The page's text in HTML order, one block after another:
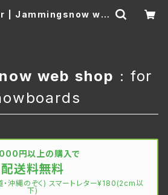
| Jammingsnow we
web shop : for
円以上の購入で
配送料無料
沖縄のぞく) スマートレター¥180(2cm以
下)